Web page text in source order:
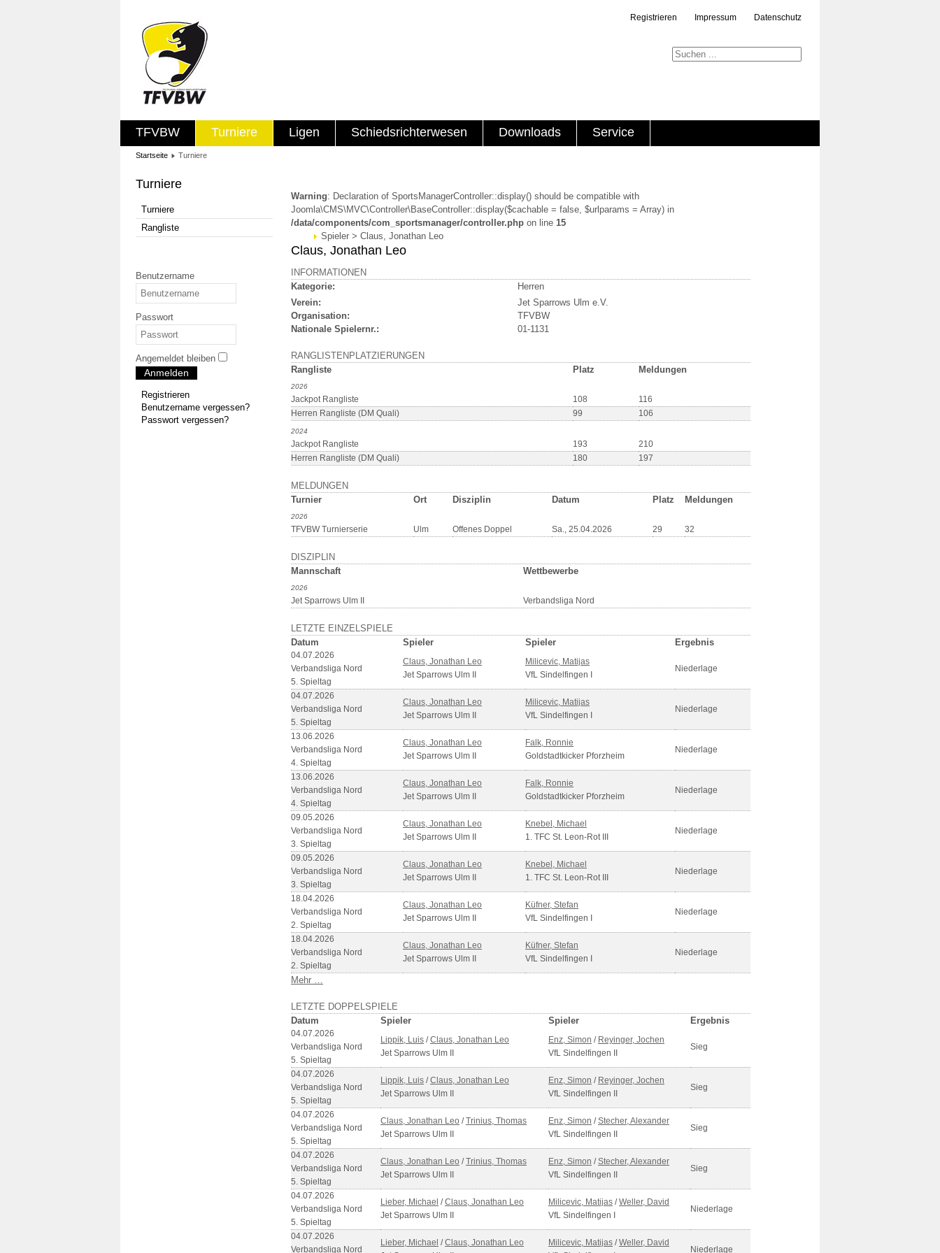
Registrieren Impressum Datenschutz
TFVBW Turniere Ligen Schiedsrichterwesen Downloads Service
Startseite Turniere
Turniere
Turniere
Rangliste
Benutzername
Passwort
Angemeldet bleiben
Anmelden
Registrieren
Benutzername vergessen?
Passwort vergessen?
Warning: Declaration of SportsManagerController::display() should be compatible with
Joomla\CMS\MVC\Controller\BaseController::display($cachable = false, $urlparams = Array) in
/data/components/com_sportsmanager/controller.php on line 15
Spieler > Claus, Jonathan Leo
Claus, Jonathan Leo
INFORMATIONEN
Kategorie:
Herren
Verein:
Jet Sparrows Ulm e.V.
Organisation:
TFVBW
Nationale Spielernr.:
01-1131
RANGLISTENPLATZIERUNGEN
Rangliste
Platz Meldungen
2026
Jackpot Rangliste 108
116
Herren Rangliste (DM Quali)
99 106
2024
Jackpot Rangliste 193
210
Herren Rangliste (DM Quali)
180 197
MELDUNGEN
Turnier
Ort Disziplin Datum Platz Meldungen
2026
TFVBW Turnierserie Ulm Offenes Doppel Sa., 25.04.2026 29 32
DISZIPLIN
Mannschaft
Wettbewerbe
2026
Jet Sparrows Ulm II Verbandsliga Nord
LETZTE EINZELSPIELE
Datum
Spieler Spieler Ergebnis
04.07.2026
Verbandsliga Nord
5. Spieltag
Claus, Jonathan Leo
Jet Sparrows Ulm II
Milicevic, Matijas
VfL Sindelfingen I
Niederlage
04.07.2026
Verbandsliga Nord
5. Spieltag
Claus, Jonathan Leo
Jet Sparrows Ulm II
Milicevic, Matijas
VfL Sindelfingen I
Niederlage
13.06.2026
Verbandsliga Nord
4. Spieltag
Claus, Jonathan Leo
Jet Sparrows Ulm II
Falk, Ronnie
Goldstadtkicker Pforzheim
Niederlage
13.06.2026
Verbandsliga Nord
4. Spieltag
Claus, Jonathan Leo
Jet Sparrows Ulm II
Falk, Ronnie
Goldstadtkicker Pforzheim
Niederlage
09.05.2026
Verbandsliga Nord
3. Spieltag
Claus, Jonathan Leo
Jet Sparrows Ulm II
Knebel, Michael
1. TFC St. Leon-Rot III
Niederlage
09.05.2026
Verbandsliga Nord
3. Spieltag
Claus, Jonathan Leo
Jet Sparrows Ulm II
Knebel, Michael
1. TFC St. Leon-Rot III
Niederlage
18.04.2026
Verbandsliga Nord
2. Spieltag
Claus, Jonathan Leo
Jet Sparrows Ulm II
Küfner, Stefan
VfL Sindelfingen I
Niederlage
18.04.2026
Verbandsliga Nord
2. Spieltag
Claus, Jonathan Leo
Jet Sparrows Ulm II
Küfner, Stefan
VfL Sindelfingen I
Niederlage
Mehr …
LETZTE DOPPELSPIELE
Datum
Spieler Spieler Ergebnis
04.07.2026
Verbandsliga Nord
5. Spieltag
Lippik, Luis /Claus, Jonathan Leo
Jet Sparrows Ulm II
Enz, Simon / Reyinger, Jochen
VfL Sindelfingen II
Sieg
04.07.2026
Verbandsliga Nord
5. Spieltag
Lippik, Luis /Claus, Jonathan Leo
Jet Sparrows Ulm II
Enz, Simon / Reyinger, Jochen
VfL Sindelfingen II
Sieg
04.07.2026
Verbandsliga Nord
5. Spieltag
Claus, Jonathan Leo /Trinius, Thomas
Jet Sparrows Ulm II
Enz, Simon /Stecher, Alexander
VfL Sindelfingen II
Sieg
04.07.2026
Verbandsliga Nord
5. Spieltag
Claus, Jonathan Leo /Trinius, Thomas
Jet Sparrows Ulm II
Enz, Simon /Stecher, Alexander
VfL Sindelfingen II
Sieg
04.07.2026
Verbandsliga Nord
5. Spieltag
Lieber, Michael /Claus, Jonathan Leo
Jet Sparrows Ulm II
Milicevic, Matijas /Weller, David
VfL Sindelfingen I
Niederlage
04.07.2026
Verbandsliga Nord
Lieber, Michael /Claus, Jonathan Leo
Milicevic, Matijas /Weller, David
Niederlage